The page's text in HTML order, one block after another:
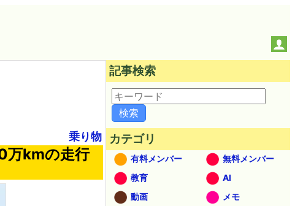
乗り物
万kmの走行
記事検索
カテゴリ
有料メンバー
無料メンバー
教育
AI
動画
メモ